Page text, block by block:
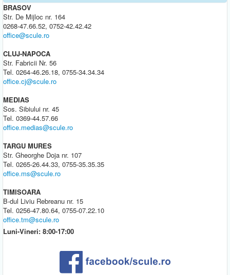
BRASOV
Str. De Mijloc nr. 164
0268-47.66.52, 0752-42.42.42
office@scule.ro
CLUJ-NAPOCA
Str. Fabricii Nr. 56
Tel. 0264-46.26.18, 0755-34.34.34
office.cj@scule.ro
MEDIAS
Sos. Sibiului nr. 45
Tel. 0369-44.57.66
office.medias@scule.ro
TARGU MURES
Str. Gheorghe Doja nr. 107
Tel. 0265-26.44.33, 0755-35.35.35
office.ms@scule.ro
TIMISOARA
B-dul Liviu Rebreanu nr. 15
Tel. 0256-47.80.64, 0755-07.22.10
office.tm@scule.ro
Luni-Vineri: 8:00-17:00